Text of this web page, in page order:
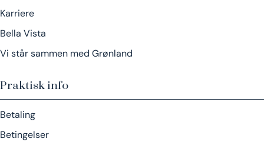
Karriere
Bella Vista
Vi står sammen med Grønland
Praktisk info
Betaling
Betingelser